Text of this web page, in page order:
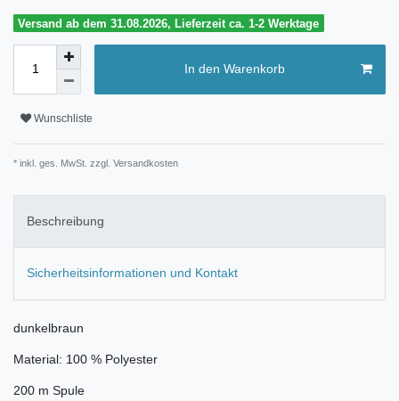
Versand ab dem 31.08.2026, Lieferzeit ca. 1-2 Werktage
In den Warenkorb
Wunschliste
* inkl. ges. MwSt. zzgl. Versandkosten
Beschreibung
Sicherheitsinformationen und Kontakt
dunkelbraun
Material: 100 % Polyester
200 m Spule